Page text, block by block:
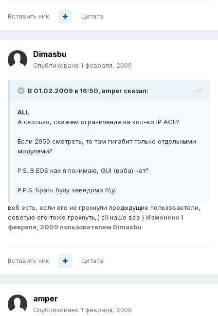
Вставить ник Цитата
Dimasbu
Опубликовано 1 февраля, 2009
В 01.02.2009 в 16:50, amper сказал:
ALL
А сколько, скажем ограничение на кол-во IP ACL?
Если 2950 смотреть, то там гигабит только отдельными
модулями?
P.S. В EOS как я понимаю, GUI (вэба) нет?
P.P.S. Брать буду заведомо б\у.
веб есть, если его не грохнули предыдущие пользоваетели,
советую его тоже грохнуть,( cli наше вcе ) Изменено 1
февраля, 2009 пользователем Dimasbu
Вставить ник Цитата
amper
Опубликовано 1 февраля, 2009